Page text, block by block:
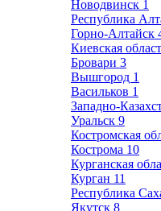
Новодвинск 1
Республика
Горно-Алтайск
Киевская
Бровари 3
Вышгород 1
Васильков 1
Западно-
Уральск 9
Костромская
Кострома 10
Курганская
Курган 11
Республика
Якутск 8